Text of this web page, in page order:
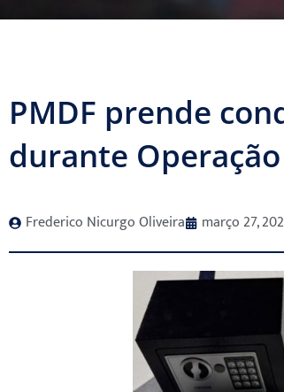
PMDF prende
durante
Frederico Nicurgo Oliveira março 27,